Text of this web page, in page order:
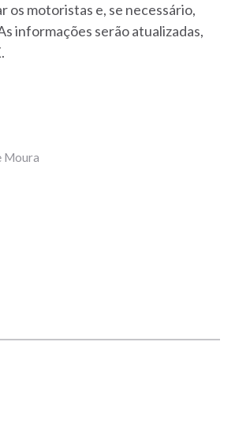
os motoristas e, se necessário,
informações serão atualizadas,
Moura